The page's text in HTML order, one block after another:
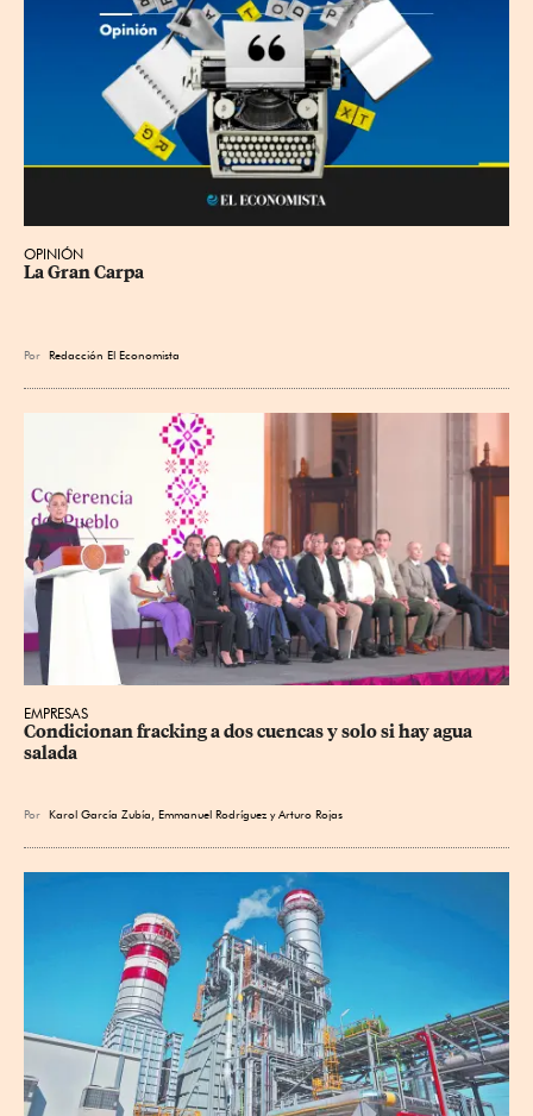
OPINIÓN
La Gran Carpa
Por Redacción El Economista
EMPRESAS
Condicionan fracking a dos cuencas y solo si hay agua
salada
Por Karol García Zubía Emmanuel Rodríguez yArturo Rojas